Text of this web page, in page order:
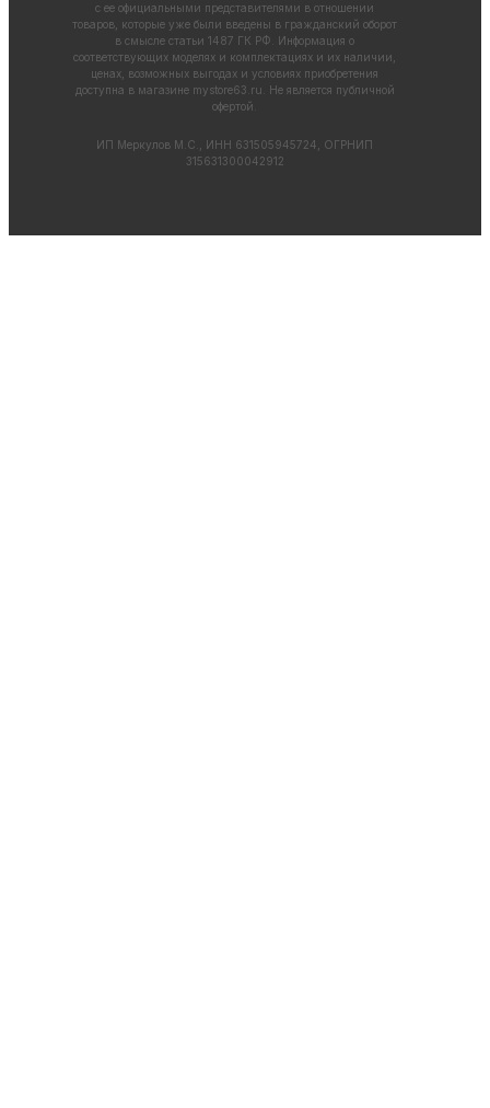
с ее официальными представителями в отношении
товаров, которые уже были введены в гражданский оборот
в смысле статьи 1487 ГК РФ. Информация о
соответствующих моделях и комплектациях и их наличии,
ценах, возможных выгодах и условиях приобретения
доступна в магазине mystore63.ru . Не является публичной
офертой.
ИП Меркулов М.С., ИНН 631505945724, ОГРНИП
315631300042912